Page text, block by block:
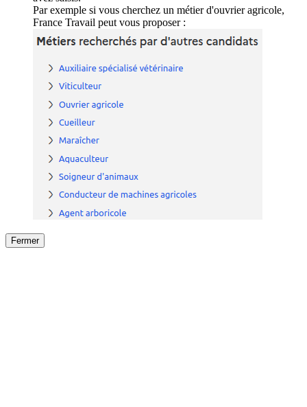
Par exemple si vous cherchez un métier d'ouvrier agricole,
France Travail peut vous proposer :
Fermer